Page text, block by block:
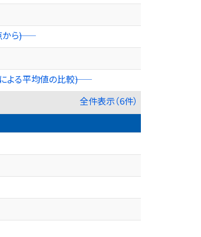
――)
る平均値の比較――)
全件表示（6件）